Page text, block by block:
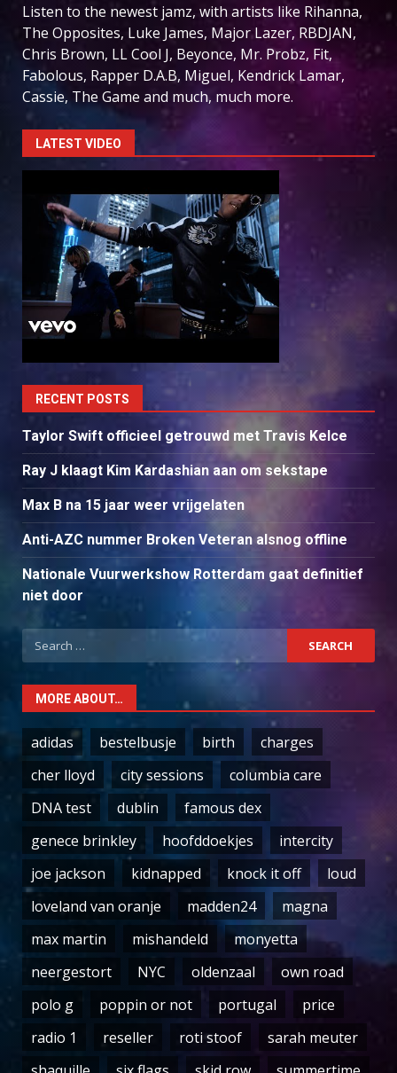
Listen to the newest jamz, with artists like Rihanna,
The Opposites, Luke James, Major Lazer, RBDJAN,
Chris Brown, LL Cool J, Beyonce, Mr. Probz, Fit,
Fabolous, Rapper D.A.B, Miguel, Kendrick Lamar,
Cassie, The Game and much, much more.
LATEST VIDEO
RECENT POSTS
Taylor Swift officieel getrouwd met Travis Kelce
Ray J klaagt Kim Kardashian aan om sekstape
Max B na 15 jaar weer vrijgelaten
Anti-AZC nummer Broken Veteran alsnog offline
Nationale Vuurwerkshow Rotterdam gaat definitief
niet door
Search
for:
MORE ABOUT…
adidas bestelbusje birth
charges
cher lloyd
city sessions
columbia care
DNA test
dublin
famous dex
genece brinkley
hoofddoekjes
intercity
joe jackson
kidnapped knock it off
loud
loveland van oranje
madden24
magna
max martin
mishandeld
monyetta
neergestort
NYC oldenzaal
own road
polo g
poppin or not portugal
price
radio 1
reseller roti stoof
sarah meuter